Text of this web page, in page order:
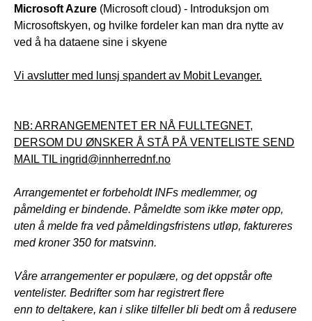
Microsoft Azure (Microsoft cloud) - Introduksjon om
Microsoftskyen, og hvilke fordeler kan man dra nytte av
ved å ha dataene sine i skyene
Vi avslutter med lunsj spandert av Mobit Levanger.
NB: ARRANGEMENTET ER NÅ FULLTEGNET,
DERSOM DU ØNSKER Å STÅ PÅ VENTELISTE SEND
MAIL TIL ingrid@innherrednf.no
Arrangementet er forbeholdt INFs medlemmer, og
påmelding er bindende. Påmeldte som ikke møter opp,
uten å melde fra ved påmeldingsfristens utløp, faktureres
med kroner 350 for matsvinn.
Våre arrangementer er populære, og det oppstår ofte
ventelister. Bedrifter som har registrert flere
enn to deltakere, kan i slike tilfeller bli bedt om å redusere